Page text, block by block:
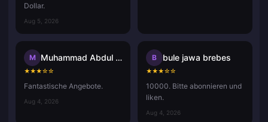
Dollar.
Aug 5, 2026
M Muhammad Abdul Aziz Misdan
★★★☆☆
Fantastische Angebote.
Aug 4, 2026
B bule jawa brebes
★★★☆☆
10000. Bitte abonnieren und
liken.
Aug 4, 2026